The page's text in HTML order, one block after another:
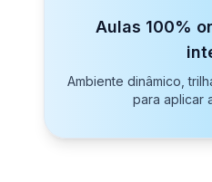
Aulas 100%
Ambiente dinâmico,
para aplicar